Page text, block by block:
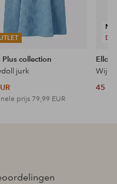
Plus collection
jurk
prijs 79,99 EUR
Ellos
45